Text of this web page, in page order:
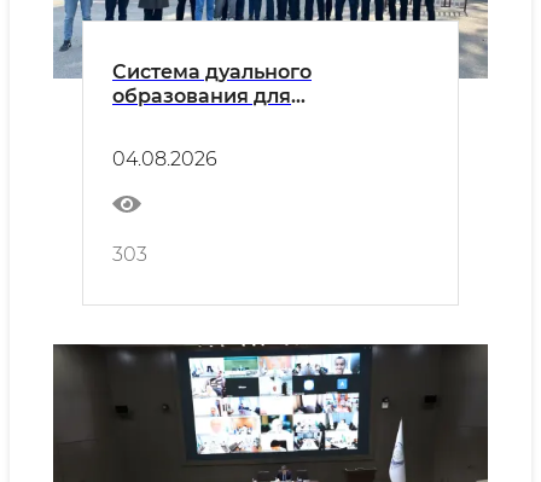
Система дуального
образования для
04.08.2026
303